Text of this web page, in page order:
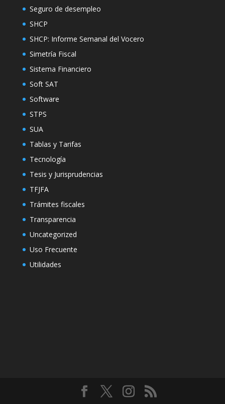
Seguro de desempleo
SHCP
SHCP: Informe Semanal del Vocero
Simetría Fiscal
Sistema Financiero
Soft SAT
Software
STPS
SUA
Tablas y Tarifas
Tecnología
Tesis y Jurisprudencias
TFJFA
Trámites fiscales
Transparencia
Uncategorized
Uso Frecuente
Utilidades